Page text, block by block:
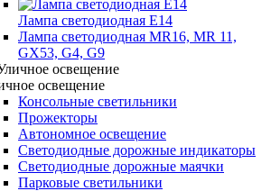
Лампа светодиодная E14
Лампа светодиодная MR16, MR 11,
GX53, G4, G9
освещение
Консольные светильники
Прожекторы
Автономное освещение
Светодиодные дорожные индикаторы
Светодиодные дорожные маячки
Парковые светильники